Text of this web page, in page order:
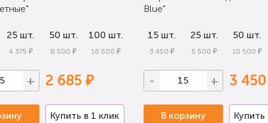
25 шт.
4 375 ₽
50 шт.
8 500 ₽
100 шт.
16 500 ₽
+ 2 685 ₽
Купить в 1 клик
Blue"
15 шт.
3 450 ₽
25 шт.
5 500 ₽
50 шт.
10 500 ₽
- + 3
В корзину Купить